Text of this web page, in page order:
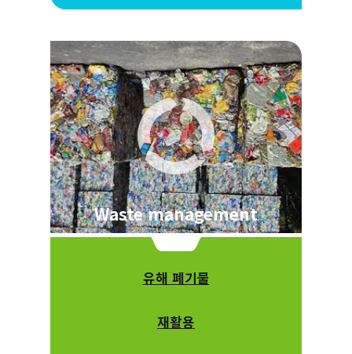
Waste management
유해 폐기물
재활용